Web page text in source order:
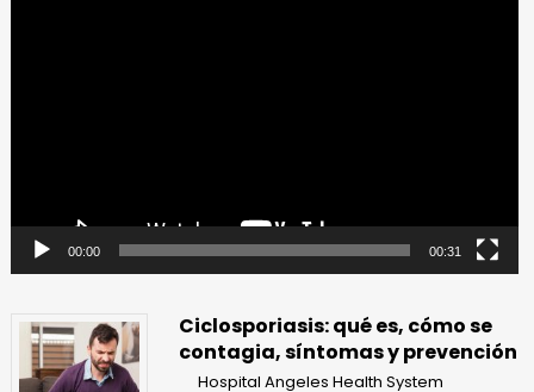
00:00 00:31
Ciclosporiasis: qué es, cómo se
contagia, síntomas y prevención
Hospital Angeles Health System